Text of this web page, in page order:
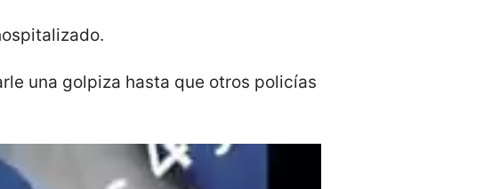
una golpiza hasta que otros policías